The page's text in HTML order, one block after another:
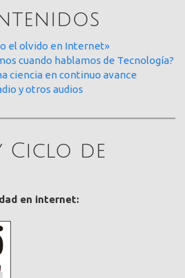
el olvido en Internet»
cuando hablamos de Tecnología?
ciencia en continuo avance
y otros audios
Ciclo de
en internet: